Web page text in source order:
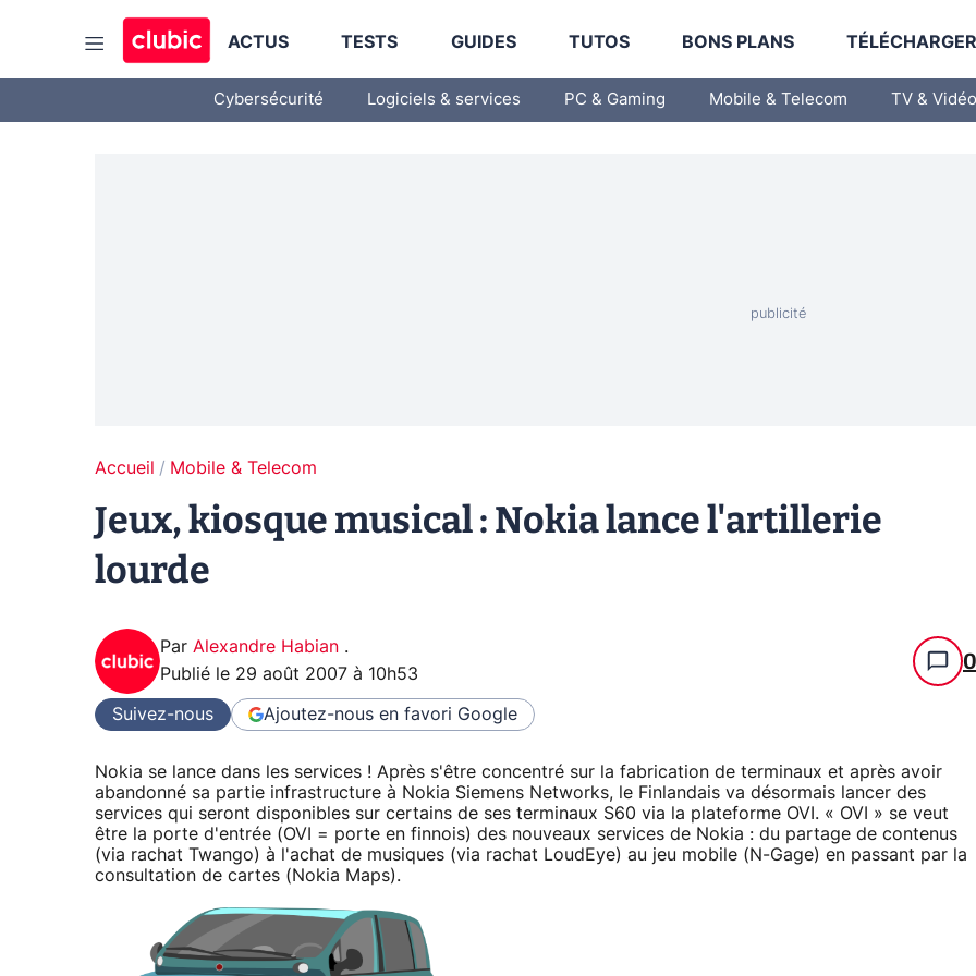
ACTUS TESTS GUIDES TUTOS BONS PLANS
Cybersécurité Logiciels & services PC & Gaming Mobile & Telecom TV & Vidéo
Accueil Mobile & Telecom
Jeux, kiosque musical : Nokia lance l'artillerie
lourde
Par Alexandre Habian .
Publié le 29 août 2007 à 10h53 0
Suivez-nous Ajoutez-nous en favori Google
Nokia se lance dans les services ! Après s'être concentré sur la fabrication de terminaux et après avoir
abandonné sa partie infrastructure à Nokia Siemens Networks, le Finlandais va désormais lancer des
services qui seront disponibles sur certains de ses terminaux S60 via la plateforme OVI. « OVI » se veut
être la porte d'entrée (OVI = porte en finnois) des nouveaux services de Nokia : du partage de contenus
(via rachat Twango) à l'achat de musiques (via rachat LoudEye) au jeu mobile (N-Gage) en passant par la
consultation de cartes (Nokia Maps).